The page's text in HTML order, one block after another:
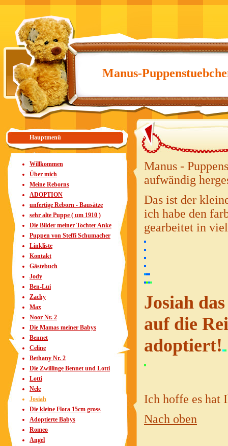
Manus-
Hauptmenü
Willkommen
Über mich
Meine Reborns
ADOPTION
unfertige Reborn - Bausätze
sehr alte Puppe ( um 1910 )
Die Bilder meiner Tochter Anke
Puppen von Steffi Schumacher
Linkliste
Kontakt
Gästebuch
Jody
Ben-Lui
Zachy
Max
Noor Nr. 2
Die Mamas meiner Babys
Bennet
Celine
Bethany Nr. 2
Die Zwillinge Bennet und Lotti
Lotti
Nele
Josiah
Die kleine Flora 15cm gross
Adoptierte Babys
Romeo
Angel
Manus -
aufwändig
Das ist der
ich habe den
gearbeitet in
Josiah
auf die
adoptiert!
Ich hoffe es hat
Nach oben